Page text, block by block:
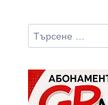
Търсене
за: